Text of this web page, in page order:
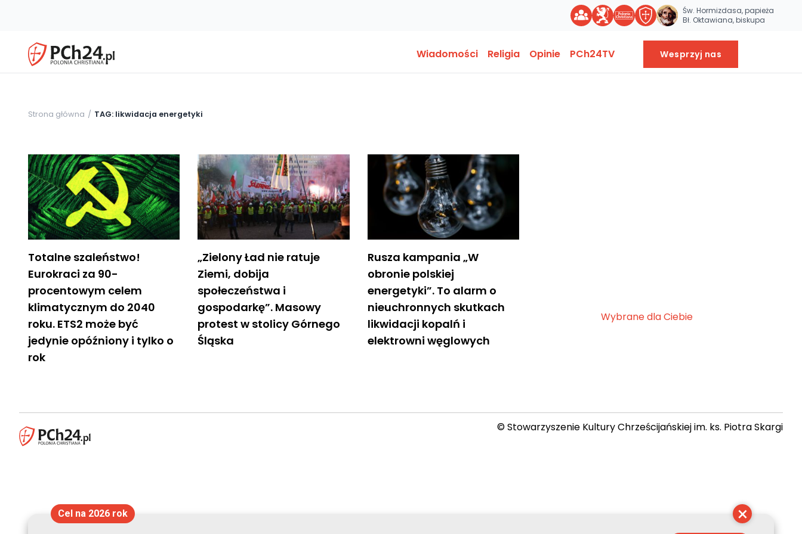
Św. Hormizdasa, papieża
Bł. Oktawiana, biskupa
Wiadomości Religia Opinie PCh24TV Wesprzyj nas
Strona główna TAG: likwidacja energetyki
Totalne szaleństwo!
Eurokraci za 90-
procentowym celem
klimatycznym do 2040
roku. ETS2 może być
jedynie opóźniony i tylko o
rok
„Zielony Ład nie ratuje
Ziemi, dobija
społeczeństwa i
gospodarkę”. Masowy
protest w stolicy Górnego
Śląska
Rusza kampania „W
obronie polskiej
energetyki”. To alarm o
nieuchronnych skutkach
likwidacji kopalń i
elektrowni węglowych
Wybrane dla Ciebie
© Stowarzyszenie Kultury Chrześcijańskiej im. ks. Piotra Skargi
×
Cel na 2026 rok